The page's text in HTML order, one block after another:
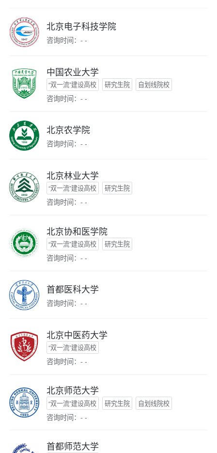
北京电子科技学院
咨询时间：- -
中国农业大学
“双一流”建设高校 研究生院 自划线院校
咨询时间：- -
北京农学院
咨询时间：- -
北京林业大学
“双一流”建设高校 研究生院
咨询时间：- -
北京协和医学院
“双一流”建设高校 研究生院
咨询时间：- -
首都医科大学
咨询时间：- -
北京中医药大学
“双一流”建设高校
咨询时间：- -
北京师范大学
“双一流”建设高校 研究生院 自划线院校
咨询时间：- -
首都师范大学